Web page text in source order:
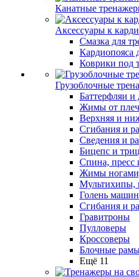
Канатные
Аксессуары к
Смазка для
Кардиопояса
Коврики под
Грузоблочные
Баттерфляи и
Жимы от
Верхняя и
Сгибания и
Сведения и
Бицепс и
Спина,
Жимы
Мультихипы,
Голень
Сгибания и
Гравитроны
Пулловеры
Кроссоверы
Блочные
Ещё 11